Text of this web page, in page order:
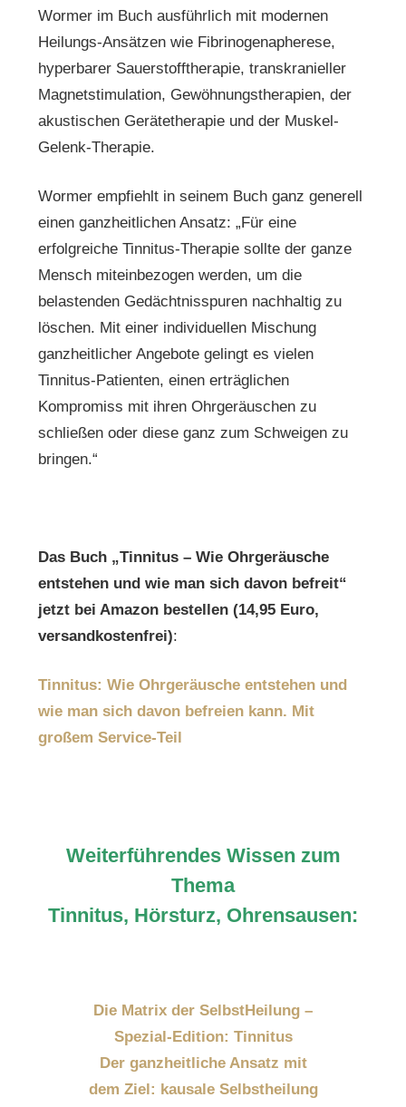
Wormer im Buch ausführlich mit modernen
Heilungs-Ansätzen wie Fibrinogenapherese,
hyperbarer Sauerstofftherapie, transkranieller
Magnetstimulation, Gewöhnungstherapien, der
akustischen Gerätetherapie und der Muskel-
Gelenk-Therapie.
Wormer empfiehlt in seinem Buch ganz generell
einen ganzheitlichen Ansatz: „Für eine
erfolgreiche Tinnitus-Therapie sollte der ganze
Mensch miteinbezogen werden, um die
belastenden Gedächtnisspuren nachhaltig zu
löschen. Mit einer individuellen Mischung
ganzheitlicher Angebote gelingt es vielen
Tinnitus-Patienten, einen erträglichen
Kompromiss mit ihren Ohrgeräuschen zu
schließen oder diese ganz zum Schweigen zu
bringen.“
Das Buch „Tinnitus – Wie Ohrgeräusche
entstehen und wie man sich davon befreit“
jetzt bei Amazon bestellen (14,95 Euro,
versandkostenfrei):
Tinnitus: Wie Ohrgeräusche entstehen und
wie man sich davon befreien kann. Mit
großem Service-Teil
Weiterführendes Wissen zum
Thema
Tinnitus, Hörsturz, Ohrensausen:
Die Matrix der SelbstHeilung –
Spezial-Edition: Tinnitus
Der ganzheitliche Ansatz mit
dem Ziel: kausale Selbstheilung